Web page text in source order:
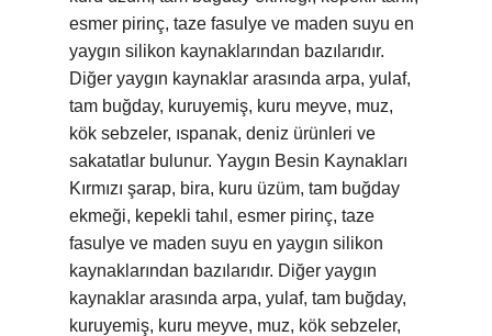
esmer pirinç, taze fasulye ve maden suyu en
yaygın silikon kaynaklarından bazılarıdır.
Diğer yaygın kaynaklar arasında arpa, yulaf,
tam buğday, kuruyemiş, kuru meyve, muz,
kök sebzeler, ıspanak, deniz ürünleri ve
sakatatlar bulunur. Yaygın Besin Kaynakları
Kırmızı şarap, bira, kuru üzüm, tam buğday
ekmeği, kepekli tahıl, esmer pirinç, taze
fasulye ve maden suyu en yaygın silikon
kaynaklarından bazılarıdır. Diğer yaygın
kaynaklar arasında arpa, yulaf, tam buğday,
kuruyemiş, kuru meyve, muz, kök sebzeler,